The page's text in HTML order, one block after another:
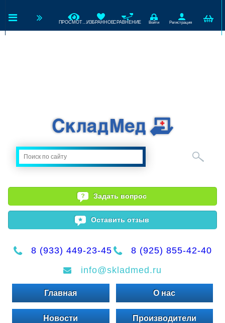
ПРОСМОТРЕННЫЕ ИЗБРАННОЕСРАВНЕНИЕ Войти Регистрация
Задать вопрос
Оставить отзыв
8 (933) 449-23-45
8 (925) 855-42-40
info@skladmed.ru
Главная О нас
Новости Производители